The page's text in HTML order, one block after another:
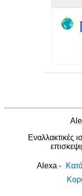
Εναλλακτικές
Alexa -